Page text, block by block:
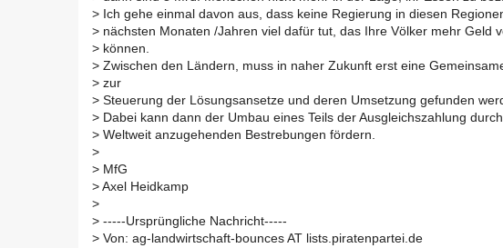
> Ich gehe einmal davon aus, dass keine Regierung in diesen
> nächsten Monaten /Jahren viel dafür tut, das Ihre Völker mehr Geld
> können.
> Zwischen den Ländern, muss in naher Zukunft erst eine
> zur
> Steuerung der Lösungsansetze und deren Umsetzung gefunden
> Dabei kann dann der Umbau eines Teils der Ausgleichszahlung
> Weltweit anzugehenden Bestrebungen fördern.
>
> MfG
> Axel Heidkamp
>
> -----Ursprüngliche Nachricht-----
> Von: ag-landwirtschaft-bounces AT lists.piratenpartei.de